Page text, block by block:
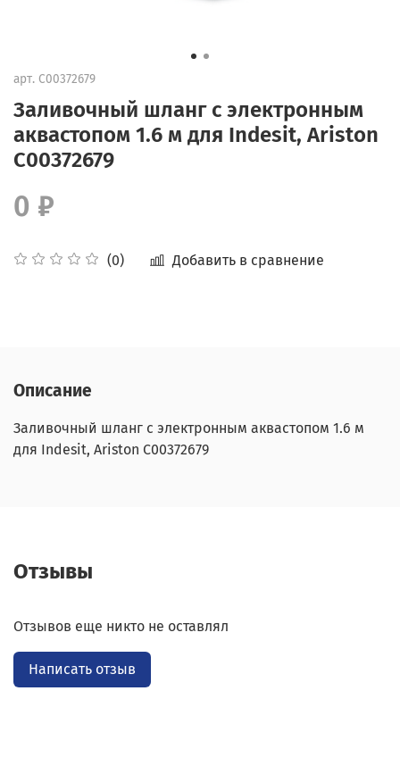
арт. С00372679
Заливочный шланг с электронным
аквастопом 1.6 м для Indesit, Ariston
С00372679
(0) Добавить в сравнение
0 ₽
Описание
Заливочный шланг с электронным аквастопом 1.6 м
для Indesit, Ariston С00372679
Отзывы
Отзывов еще никто не оставлял
Написать отзыв